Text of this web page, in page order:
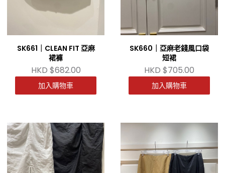
SK661｜CLEAN FIT 亞麻
裙褲
HKD $682.00
加入購物車
SK660｜亞麻老錢風口袋
短裙
HKD $705.00
加入購物車